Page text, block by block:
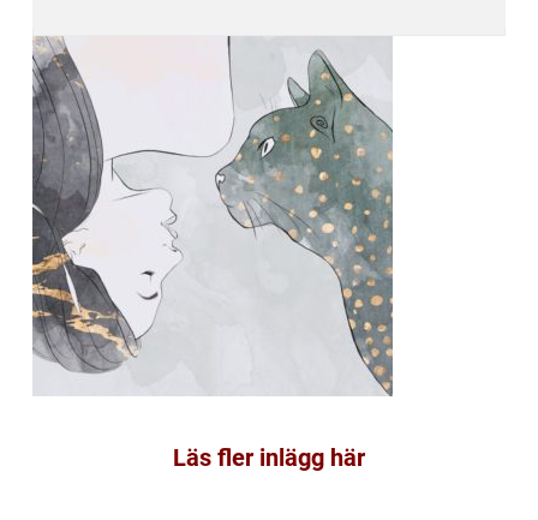
Läs fler inlägg här